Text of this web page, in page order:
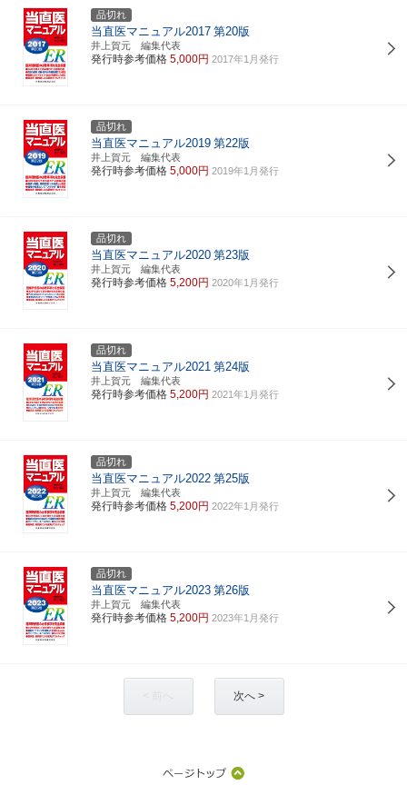
品切れ
当直医マニュアル2017 第20版
井上賀元 編集代表
発行時参考価格 5,000円 2017年1月発行
品切れ
当直医マニュアル2019 第22版
井上賀元 編集代表
発行時参考価格 5,000円 2019年1月発行
品切れ
当直医マニュアル2020 第23版
井上賀元 編集代表
発行時参考価格 5,200円 2020年1月発行
品切れ
当直医マニュアル2021 第24版
井上賀元 編集代表
発行時参考価格 5,200円 2021年1月発行
品切れ
当直医マニュアル2022 第25版
井上賀元 編集代表
発行時参考価格 5,200円 2022年1月発行
品切れ
当直医マニュアル2023 第26版
井上賀元 編集代表
発行時参考価格 5,200円 2023年1月発行
次へ >